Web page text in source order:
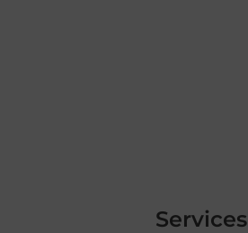
Services